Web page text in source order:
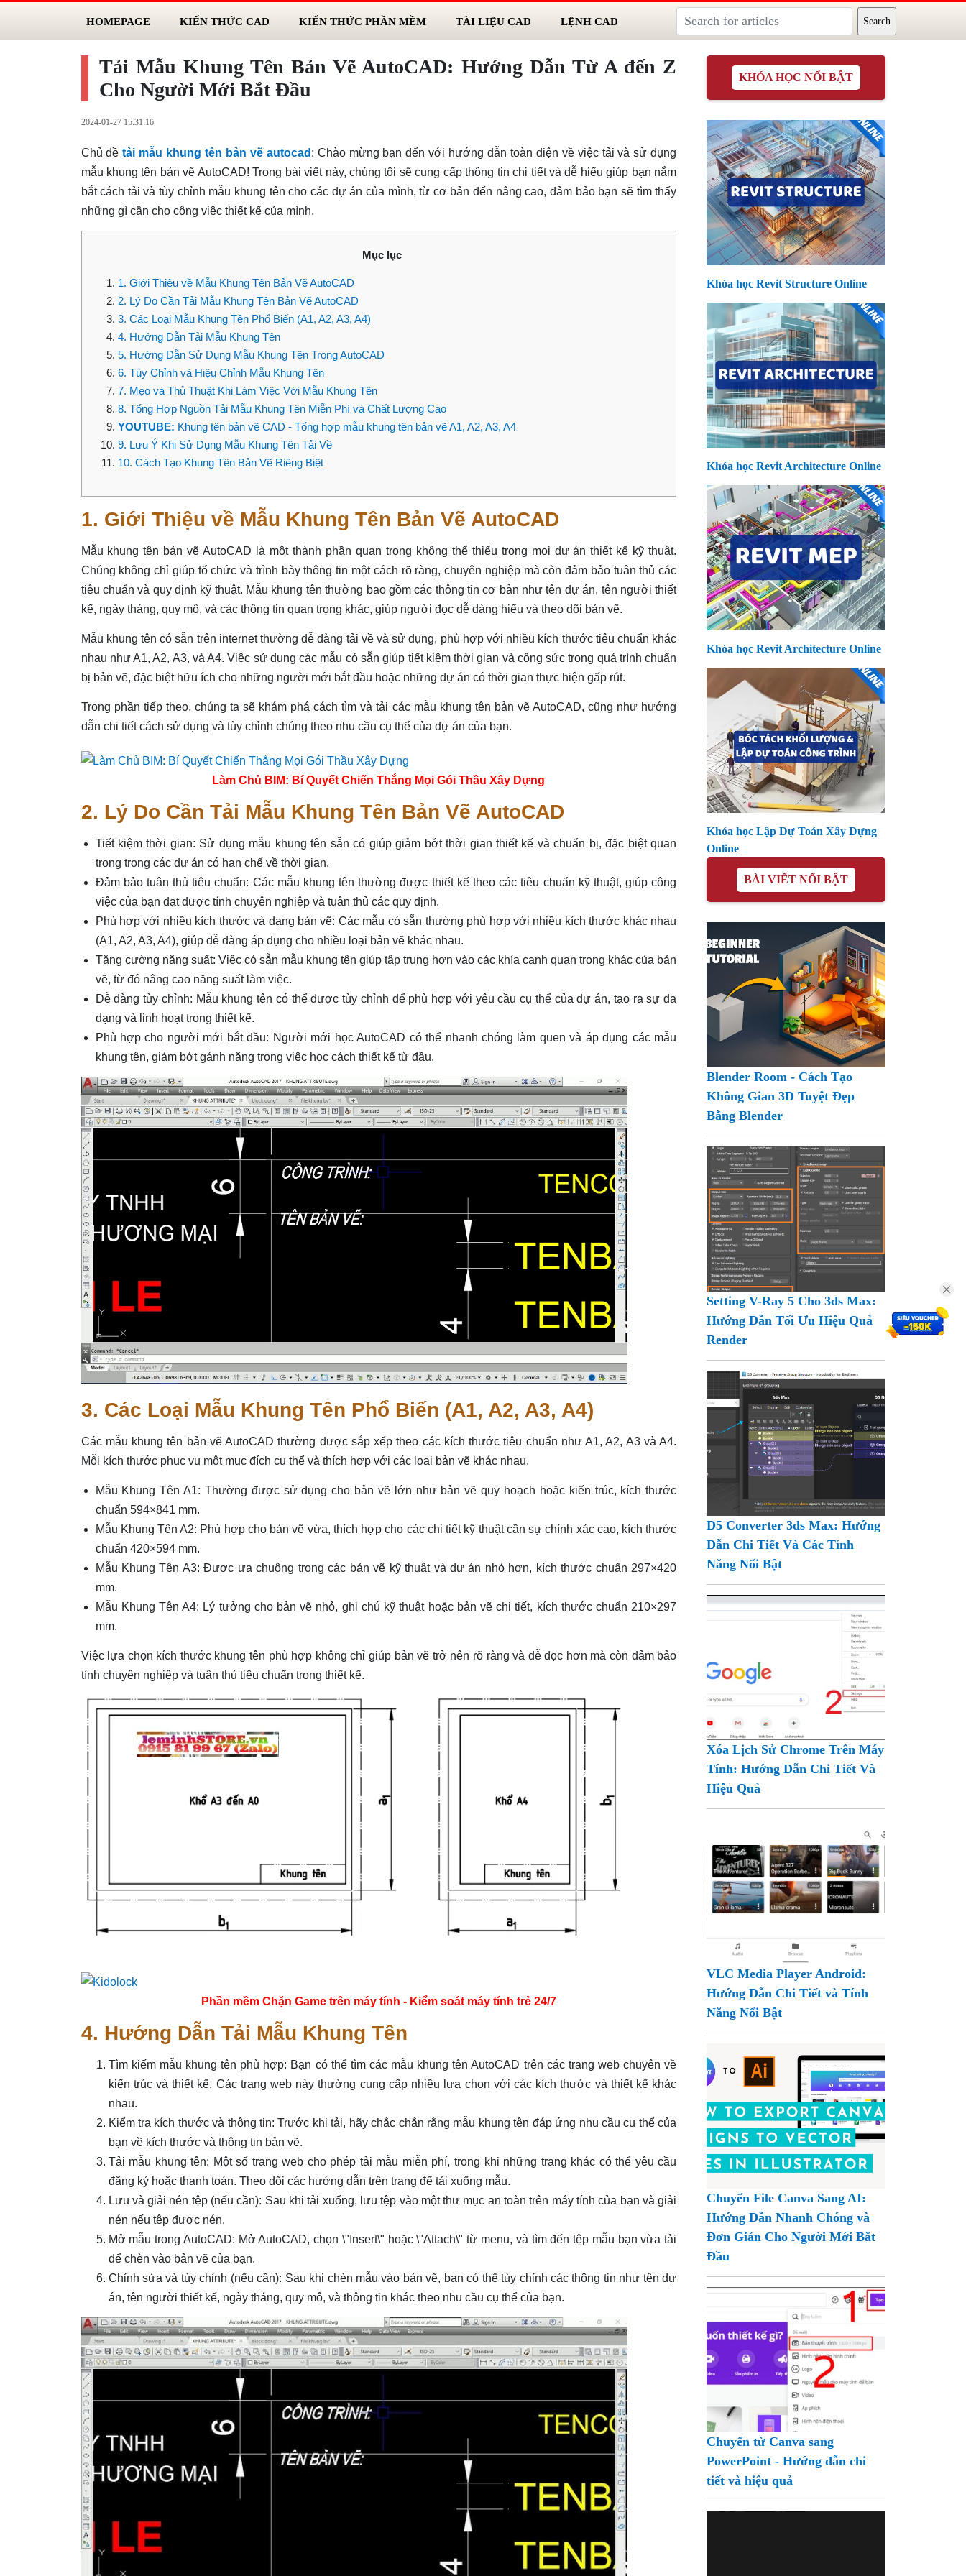
HOMEPAGE KIẾN THỨC CAD KIẾN THỨC PHẦN MỀM TÀI LIỆU CAD LỆNH CAD
Tải Mẫu Khung Tên Bản Vẽ AutoCAD: Hướng Dẫn Từ A đến Z
Cho Người Mới Bắt Đầu
2024-01-27 15:31:16
Chủ đềtải mẫu khung tên bản vẽ autocad : Chào mừng bạn đến với hướng dẫn toàn diện về việc tải và sử dụng
mẫu khung tên bản vẽ AutoCAD! Trong bài viết này, chúng tôi sẽ cung cấp thông tin chi tiết và dễ hiểu giúp bạn nắm
bắt cách tải và tùy chỉnh mẫu khung tên cho các dự án của mình, từ cơ bản đến nâng cao, đảm bảo bạn sẽ tìm thấy
những gì cần cho công việc thiết kế của mình.
Mục lục
1. Giới Thiệu về Mẫu Khung Tên Bản Vẽ AutoCAD
2. Lý Do Cần Tải Mẫu Khung Tên Bản Vẽ AutoCAD
3. Các Loại Mẫu Khung Tên Phổ Biến (A1, A2, A3, A4)
4. Hướng Dẫn Tải Mẫu Khung Tên
5. Hướng Dẫn Sử Dụng Mẫu Khung Tên Trong AutoCAD
6. Tùy Chỉnh và Hiệu Chỉnh Mẫu Khung Tên
7. Mẹo và Thủ Thuật Khi Làm Việc Với Mẫu Khung Tên
8. Tổng Hợp Nguồn Tải Mẫu Khung Tên Miễn Phí và Chất Lượng Cao
YOUTUBE: Khung tên bản vẽ CAD - Tổng hợp mẫu khung tên bản vẽ A1, A2, A3, A4
9. Lưu Ý Khi Sử Dụng Mẫu Khung Tên Tải Về
10. Cách Tạo Khung Tên Bản Vẽ Riêng Biệt
1. Giới Thiệu về Mẫu Khung Tên Bản Vẽ AutoCAD
Mẫu khung tên bản vẽ AutoCAD là một thành phần quan trọng không thể thiếu trong mọi dự án thiết kế kỹ thuật.
Chúng không chỉ giúp tổ chức và trình bày thông tin một cách rõ ràng, chuyên nghiệp mà còn đảm bảo tuân thủ các
tiêu chuẩn và quy định kỹ thuật. Mẫu khung tên thường bao gồm các thông tin cơ bản như tên dự án, tên người thiết
kế, ngày tháng, quy mô, và các thông tin quan trọng khác, giúp người đọc dễ dàng hiểu và theo dõi bản vẽ.
Mẫu khung tên có sẵn trên internet thường dễ dàng tải về và sử dụng, phù hợp với nhiều kích thước tiêu chuẩn khác
nhau như A1, A2, A3, và A4. Việc sử dụng các mẫu có sẵn giúp tiết kiệm thời gian và công sức trong quá trình chuẩn
bị bản vẽ, đặc biệt hữu ích cho những người mới bắt đầu hoặc những dự án có thời gian thực hiện gấp rút.
Trong phần tiếp theo, chúng ta sẽ khám phá cách tìm và tải các mẫu khung tên bản vẽ AutoCAD, cũng như hướng
dẫn chi tiết cách sử dụng và tùy chỉnh chúng theo nhu cầu cụ thể của dự án của bạn.
Làm Chủ BIM: Bí Quyết Chiến Thắng Mọi Gói Thầu Xây Dựng
2. Lý Do Cần Tải Mẫu Khung Tên Bản Vẽ AutoCAD
Tiết kiệm thời gian: Sử dụng mẫu khung tên sẵn có giúp giảm bớt thời gian thiết kế và chuẩn bị, đặc biệt quan
trọng trong các dự án có hạn chế về thời gian.
Đảm bảo tuân thủ tiêu chuẩn: Các mẫu khung tên thường được thiết kế theo các tiêu chuẩn kỹ thuật, giúp công
việc của bạn đạt được tính chuyên nghiệp và tuân thủ các quy định.
Phù hợp với nhiều kích thước và dạng bản vẽ: Các mẫu có sẵn thường phù hợp với nhiều kích thước khác nhau
(A1, A2, A3, A4), giúp dễ dàng áp dụng cho nhiều loại bản vẽ khác nhau.
Tăng cường năng suất: Việc có sẵn mẫu khung tên giúp tập trung hơn vào các khía cạnh quan trọng khác của bản
vẽ, từ đó nâng cao năng suất làm việc.
Dễ dàng tùy chỉnh: Mẫu khung tên có thể được tùy chỉnh để phù hợp với yêu cầu cụ thể của dự án, tạo ra sự đa
dạng và linh hoạt trong thiết kế.
Phù hợp cho người mới bắt đầu: Người mới học AutoCAD có thể nhanh chóng làm quen và áp dụng các mẫu
khung tên, giảm bớt gánh nặng trong việc học cách thiết kế từ đầu.
3. Các Loại Mẫu Khung Tên Phổ Biến (A1, A2, A3, A4)
Các mẫu khung tên bản vẽ AutoCAD thường được sắp xếp theo các kích thước tiêu chuẩn như A1, A2, A3 và A4.
Mỗi kích thước phục vụ một mục đích cụ thể và thích hợp với các loại bản vẽ khác nhau.
Mẫu Khung Tên A1: Thường được sử dụng cho bản vẽ lớn như bản vẽ quy hoạch hoặc kiến trúc, kích thước
chuẩn 594×841 mm.
Mẫu Khung Tên A2: Phù hợp cho bản vẽ vừa, thích hợp cho các chi tiết kỹ thuật cần sự chính xác cao, kích thước
chuẩn 420×594 mm.
Mẫu Khung Tên A3: Được ưa chuộng trong các bản vẽ kỹ thuật và dự án nhỏ hơn, kích thước chuẩn 297×420
mm.
Mẫu Khung Tên A4: Lý tưởng cho bản vẽ nhỏ, ghi chú kỹ thuật hoặc bản vẽ chi tiết, kích thước chuẩn 210×297
mm.
Việc lựa chọn kích thước khung tên phù hợp không chỉ giúp bản vẽ trở nên rõ ràng và dễ đọc hơn mà còn đảm bảo
tính chuyên nghiệp và tuân thủ tiêu chuẩn trong thiết kế.
Phần mềm Chặn Game trên máy tính - Kiểm soát máy tính trẻ 24/7
4. Hướng Dẫn Tải Mẫu Khung Tên
Tìm kiếm mẫu khung tên phù hợp: Bạn có thể tìm các mẫu khung tên AutoCAD trên các trang web chuyên về
kiến trúc và thiết kế. Các trang web này thường cung cấp nhiều lựa chọn với các kích thước và thiết kế khác
nhau.
Kiểm tra kích thước và thông tin: Trước khi tải, hãy chắc chắn rằng mẫu khung tên đáp ứng nhu cầu cụ thể của
bạn về kích thước và thông tin bản vẽ.
Tải mẫu khung tên: Một số trang web cho phép tải mẫu miễn phí, trong khi những trang khác có thể yêu cầu
đăng ký hoặc thanh toán. Theo dõi các hướng dẫn trên trang để tải xuống mẫu.
Lưu và giải nén tệp (nếu cần): Sau khi tải xuống, lưu tệp vào một thư mục an toàn trên máy tính của bạn và giải
nén nếu tệp được nén.
Mở mẫu trong AutoCAD: Mở AutoCAD, chọn \"Insert\" hoặc \"Attach\" từ menu, và tìm đến tệp mẫu bạn vừa tải
để chèn vào bản vẽ của bạn.
Chỉnh sửa và tùy chỉnh (nếu cần): Sau khi chèn mẫu vào bản vẽ, bạn có thể tùy chỉnh các thông tin như tên dự
án, tên người thiết kế, ngày tháng, quy mô, và thông tin khác theo nhu cầu cụ thể của bạn.
KHÓA HỌC NỔI BẬT
Khóa học Revit Structure Online
Khóa học Revit Architecture Online
Khóa học Revit Architecture Online
Khóa học Lập Dự Toán Xây Dựng
Online
BÀI VIẾT NỔI BẬT
Blender Room - Cách Tạo
Không Gian 3D Tuyệt Đẹp
Bằng Blender
Setting V-Ray 5 Cho 3ds Max:
Hướng Dẫn Tối Ưu Hiệu Quả
Render
D5 Converter 3ds Max: Hướng
Dẫn Chi Tiết Và Các Tính
Năng Nổi Bật
Xóa Lịch Sử Chrome Trên Máy
Tính: Hướng Dẫn Chi Tiết Và
Hiệu Quả
VLC Media Player Android:
Hướng Dẫn Chi Tiết và Tính
Năng Nổi Bật
Chuyển File Canva Sang AI:
Hướng Dẫn Nhanh Chóng và
Đơn Giản Cho Người Mới Bắt
Đầu
Chuyển từ Canva sang
PowerPoint - Hướng dẫn chi
tiết và hiệu quả